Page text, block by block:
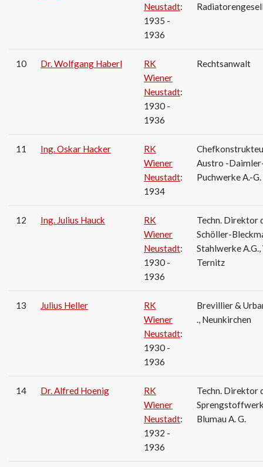
Neustadt:
1935 -
1936
10 Dr. Wolfgang Haberl
RK
Wiener
Neustadt:
1930 -
1936
Rechtsanwalt
11 Ing. Oskar Hacker
RK
Wiener
Neustadt:
1934
Austro -
Puchwerke A.-G.
12 Ing. Julius Hauck
RK
Wiener
Neustadt:
1930 -
1936
Techn. Direktor
Schöller-
Stahlwerke
Ternitz
13 Julius Heller
RK
Wiener
Neustadt:
1930 -
1936
Brevillier &
., Neunkirchen
14 Dr. Alfred Hoenig
RK
Wiener
Neustadt:
1932 -
1936
Techn. Direktor
Blumau A. G.